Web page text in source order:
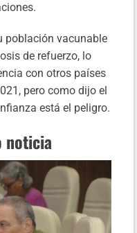
población vacunable
de refuerzo, lo
con otros países
pero como dijo el
está el peligro.
noticia